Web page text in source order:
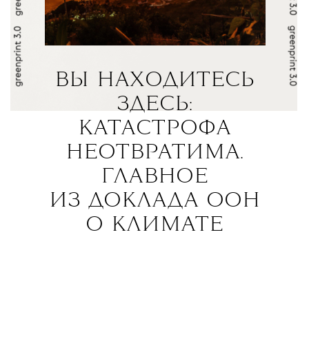
ВЫ НАХОДИТЕСЬ
ЗДЕСЬ:
КАТАСТРОФА
НЕОТВРАТИМА.
ГЛАВНОЕ
ИЗ ДОКЛАДА ООН
О КЛИМАТЕ